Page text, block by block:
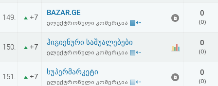
უარყოფა
149. +7
BAZAR.GE
ელექტრონული კომერცია ▤⇠
0
(0)
150. +7
ჰიგიენური საშუალებები
ელექტრონული კომერცია ▤⇠
0
(0)
151. +7
სუპერმარკეტი
ელექტრონული კომერცია ▤⇠
0
(0)